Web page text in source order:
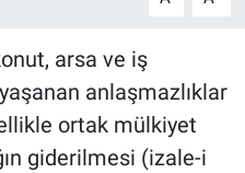
arsa ve iş
anlaşmazlıklar
ortak mülkiyet
giderilmesi (izale-i